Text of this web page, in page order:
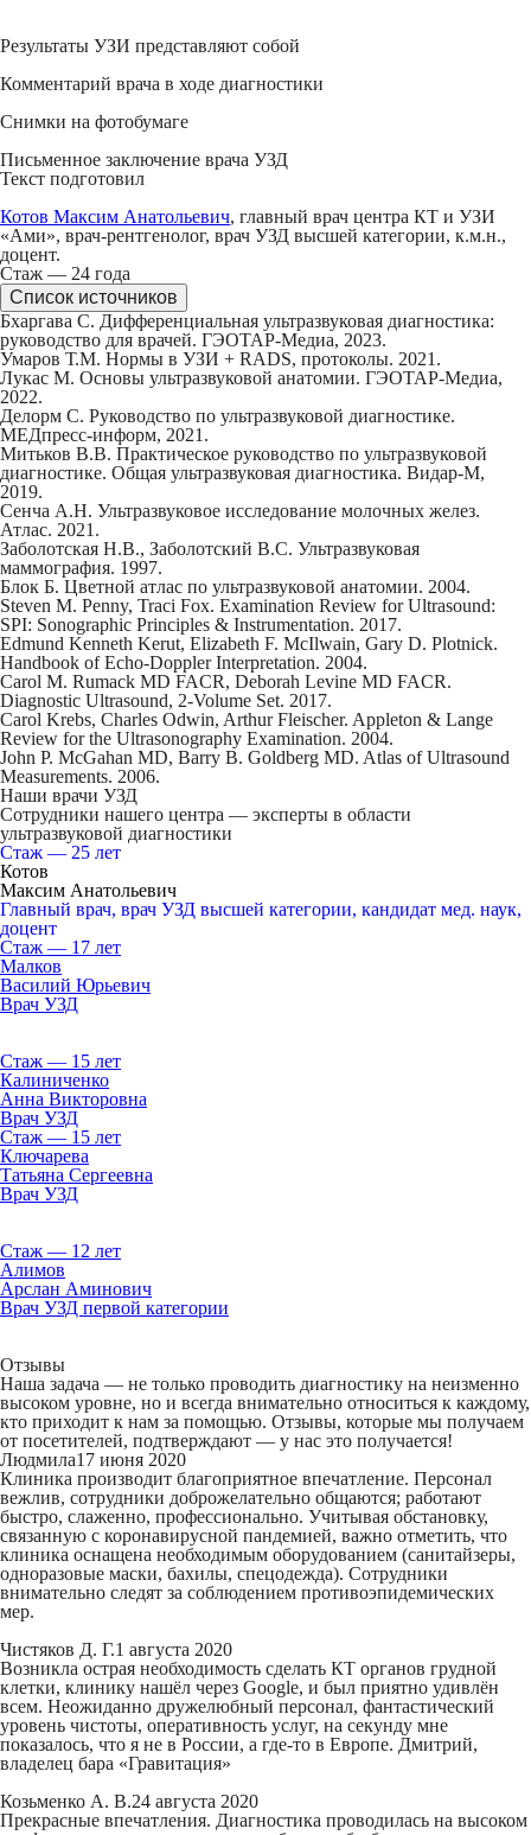
Результаты УЗИ представляют собой
Комментарий врача в ходе диагностики
Снимки на фотобумаге
Письменное заключение врача УЗД
Текст подготовил
Котов Максим Анатольевич, главный врач центра КТ и УЗИ
«Ами», врач-рентгенолог, врач УЗД высшей категории, к.м.н.,
доцент.
Стаж — 24 года
Список источников
Бхаргава С. Дифференциальная ультразвуковая диагностика:
руководство для врачей. ГЭОТАР-Медиа, 2023.
Умаров Т.М. Нормы в УЗИ + RADS, протоколы. 2021.
Лукас М. Основы ультразвуковой анатомии. ГЭОТАР-Медиа,
2022.
Делорм С. Руководство по ультразвуковой диагностике.
МЕДпресс-информ, 2021.
Митьков В.В. Практическое руководство по ультразвуковой
диагностике. Общая ультразвуковая диагностика. Видар-М,
2019.
Сенча А.Н. Ультразвуковое исследование молочных желез.
Атлас. 2021.
Заболотская Н.В., Заболотский В.С. Ультразвуковая
маммография. 1997.
Блок Б. Цветной атлас по ультразвуковой анатомии. 2004.
Steven M. Penny, Traci Fox. Examination Review for Ultrasound:
SPI: Sonographic Principles & Instrumentation. 2017.
Edmund Kenneth Kerut, Elizabeth F. McIlwain, Gary D. Plotnick.
Handbook of Echo-Doppler Interpretation. 2004.
Carol M. Rumack MD FACR, Deborah Levine MD FACR.
Diagnostic Ultrasound, 2-Volume Set. 2017.
Carol Krebs, Charles Odwin, Arthur Fleischer. Appleton & Lange
Review for the Ultrasonography Examination. 2004.
John P. McGahan MD, Barry B. Goldberg MD. Atlas of Ultrasound
Measurements. 2006.
Наши врачи УЗД
Сотрудники нашего центра — эксперты в области
ультразвуковой диагностики
Стаж — 25 лет
Котов
Максим Анатольевич
Главный врач, врач УЗД высшей категории, кандидат мед. наук,
доцент
Стаж — 17 лет
Малков
Василий Юрьевич
Врач УЗД
Стаж — 15 лет
Калиниченко
Анна Викторовна
Врач УЗД
Стаж — 15 лет
Ключарева
Татьяна Сергеевна
Врач УЗД
Стаж — 12 лет
Алимов
Арслан Аминович
Врач УЗД первой категории
Отзывы
Наша задача — не только проводить диагностику на неизменно
высоком уровне, но и всегда внимательно относиться к каждому,
кто приходит к нам за помощью. Отзывы, которые мы получаем
от посетителей, подтверждают — у нас это получается!
Людмила17 июня 2020
Клиника производит благоприятное впечатление. Персонал
вежлив, сотрудники доброжелательно общаются; работают
быстро, слаженно, профессионально. Учитывая обстановку,
связанную с коронавирусной пандемией, важно отметить, что
клиника оснащена необходимым оборудованием (санитайзеры,
одноразовые маски, бахилы, спецодежда). Сотрудники
внимательно следят за соблюдением противоэпидемических
мер.
Чистяков Д. Г.1 августа 2020
Возникла острая необходимость сделать КТ органов грудной
клетки, клинику нашёл через Google, и был приятно удивлён
всем. Неожиданно дружелюбный персонал, фантастический
уровень чистоты, оперативность услуг, на секунду мне
показалось, что я не в России, а где-то в Европе. Дмитрий,
владелец бара «Гравитация»
Козьменко А. В.24 августа 2020
Прекрасные впечатления. Диагностика проводилась на высоком